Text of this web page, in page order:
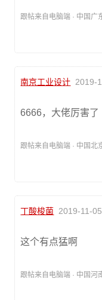
跟帖来自电脑端 · 中国广
南京工业设计 2019-
6666，大佬厉害了
跟帖来自电脑端 · 中国北
丁酸梭菌 2019-11-
这个有点猛啊
跟帖来自电脑端 · 中国河